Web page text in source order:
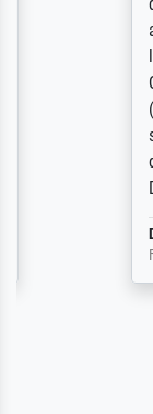
damit
February